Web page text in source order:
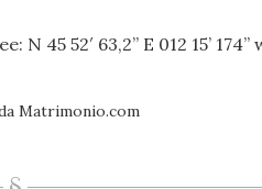
52′ 63,2” E 012 15’ 174’’